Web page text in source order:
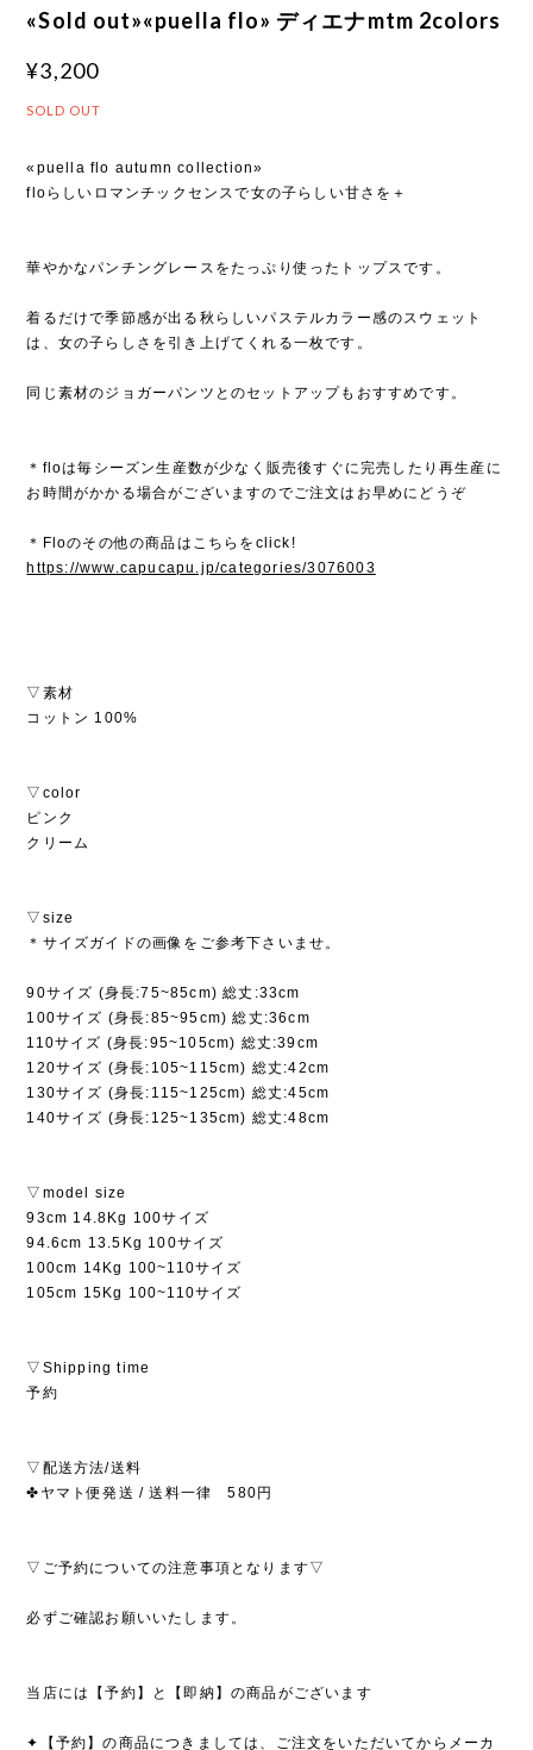
«Sold out»«puella flo» ディエナmtm 2colors
¥3,200
SOLD OUT
«puella flo autumn collection»
floらしいロマンチックセンスで女の子らしい甘さを＋
華やかなパンチングレースをたっぷり使ったトップスです。
着るだけで季節感が出る秋らしいパステルカラー感のスウェット
は、女の子らしさを引き上げてくれる一枚です。
同じ素材のジョガーパンツとのセットアップもおすすめです。
＊floは毎シーズン生産数が少なく販売後すぐに完売したり再生産に
お時間がかかる場合がございますのでご注文はお早めにどうぞ
＊Floのその他の商品はこちらをclick!
https://www.capucapu.jp/categories/3076003
▽素材
コットン 100%
▽color
ピンク
クリーム
▽size
＊サイズガイドの画像をご参考下さいませ。
90サイズ (身長:75~85cm) 総丈:33cm
100サイズ (身長:85~95cm) 総丈:36cm
110サイズ (身長:95~105cm) 総丈:39cm
120サイズ (身長:105~115cm) 総丈:42cm
130サイズ (身長:115~125cm) 総丈:45cm
140サイズ (身長:125~135cm) 総丈:48cm
▽model size
93cm 14.8Kg 100サイズ
94.6cm 13.5Kg 100サイズ
100cm 14Kg 100~110サイズ
105cm 15Kg 100~110サイズ
▽Shipping time
予約
▽配送方法/送料
✤ヤマト便発送 / 送料一律 580円
▽ご予約についての注意事項となります▽
必ずご確認お願いいたします。
当店には【予約】と【即納】の商品がございます
✦【予約】の商品につきましては、ご注文をいただいてからメーカ